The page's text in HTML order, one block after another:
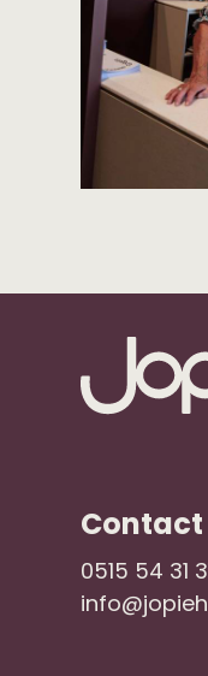
Contact
0515 54 31